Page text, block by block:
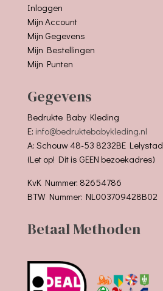
Inloggen
Mijn Account
Mijn Gegevens
Mijn Bestellingen
Mijn Punten
Gegevens
Bedrukte Baby Kleding
E: info@bedruktebabykleding.nl
A: Schouw 48-53 8232BE Lelystad
(Let op! Dit is GEEN bezoekadres)
KvK Nummer: 82654786
BTW Nummer: NL003709428B02
Betaal Methoden